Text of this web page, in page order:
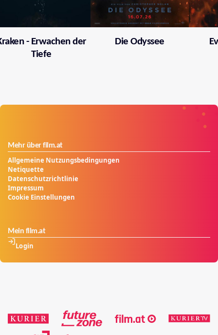
- Erwachen der
Tiefe
Die Odyssee
Mehr über film.at
Allgemeine Nutzungsbedingungen
Netiquette
Datenschutzrichtlinie
Impressum
Cookie Einstellungen
Mein film.at
Login